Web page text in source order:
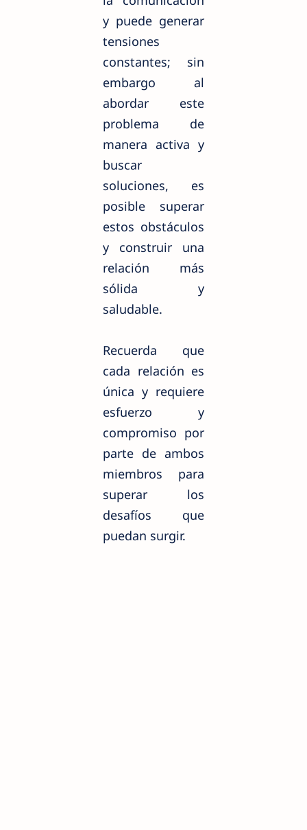
y puede generar
tensiones
constantes; sin
embargo al
abordar este
problema de
manera activa y
buscar
soluciones, es
posible superar
estos obstáculos
y construir una
relación más
sólida y
saludable.
Recuerda que
cada relación es
única y requiere
esfuerzo y
compromiso por
parte de ambos
miembros para
superar los
desafíos que
puedan surgir.